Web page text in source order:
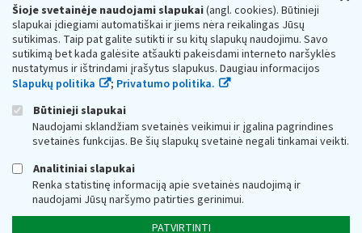
Šioje svetainėje naudojami slapukai(angl. cookies). Būtinieji
slapukai įdiegiami automatiškai ir jiems nėra reikalingas Jūsų
sutikimas. Taip pat galite sutikti ir su kitų slapukų naudojimu. Savo
sutikimą bet kada galėsite atšaukti pakeisdami interneto naršyklės
nustatymus ir ištrindami įrašytus slapukus. Daugiau informacijos
Slapukų politika
; Privatumo politika.
Būtinieji slapukai
Naudojami sklandžiam svetainės veikimui ir įgalina pagrindines
svetainės funkcijas. Be šių slapukų svetainė negali tinkamai veikti.
Analitiniai slapukai
Renka statistinę informaciją apie svetainės naudojimą ir
naudojami Jūsų naršymo patirties gerinimui.
PATVIRTINTI
Respublikos finansų ministerijos
Biudžetinė įstaiga. Juridinio asmens kodas — 188659752,
adresas: Vasario 16-osios g. 14, 01107 Vilnius, Lietuva, el.paštas:
vmi@vmi.lt, E. pristatymo dėžutės adresas 188659752
Duomenys apie Valstybinę mokesčių inspekciją prie Lietuvos
Respublikos finansų ministerijos kaupiami ir saugomi Juridinių